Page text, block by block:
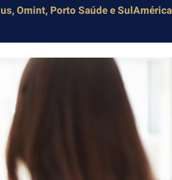
Omint, Porto Saúde e SulAmérica